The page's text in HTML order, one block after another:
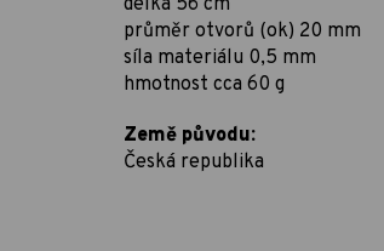
průměr otvorů (ok) 20 mm
síla materiálu 0,5 mm
hmotnost cca 60 g
Země původu:
Česká republika